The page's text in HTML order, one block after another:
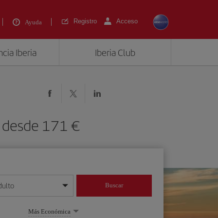
Ayuda Registro Acceso
Iberia Iberia Club
desde 171 €
mes/año
Buscar
Más Económica